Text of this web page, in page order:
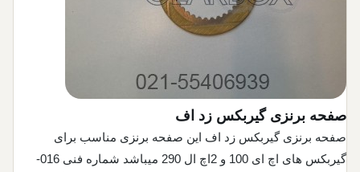
صفحه برنزی گیربکس زد اف
صفحه برنزی گیربکس زد اف این صفحه برنزی مناسب برای
گیربکس های اچ ای 100 و 2اچ ال 290 میباشد شماره فنی 016-